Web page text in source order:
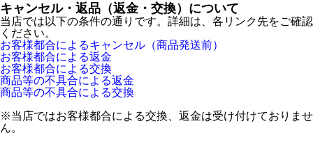
キャンセル・返品（返金・交換）について
当店では以下の条件の通りです。詳細は、各リンク先をご確認
ください。
お客様都合によるキャンセル（商品発送前）
お客様都合による返金
お客様都合による交換
商品等の不具合による返金
商品等の不具合による交換
※当店ではお客様都合による交換、返金は受け付けておりませ
ん。